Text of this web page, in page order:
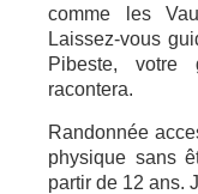
comme les
Laissez-vous
Pibeste,
racontera.
Randonnée
physique sans
partir de 12 ans.